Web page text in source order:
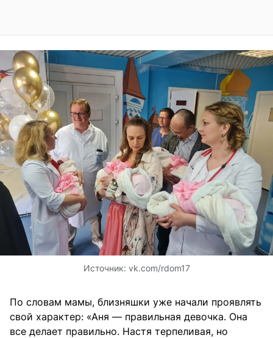
Источник: vk.com/rdom17
По словам мамы, близняшки уже начали проявлять
свой характер: «Аня — правильная девочка. Она
все делает правильно. Настя терпеливая, но